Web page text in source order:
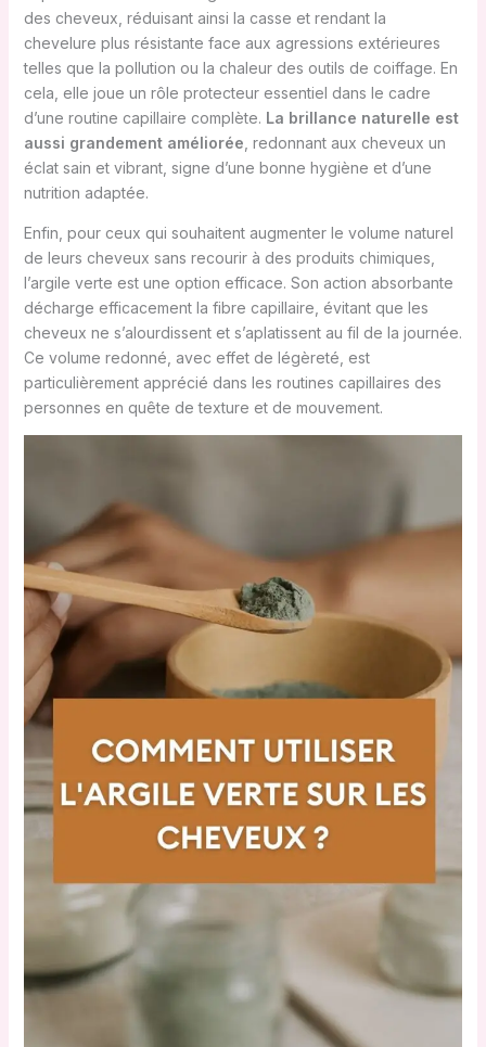
des cheveux, réduisant ainsi la casse et rendant la
chevelure plus résistante face aux agressions extérieures
telles que la pollution ou la chaleur des outils de coiffage. En
cela, elle joue un rôle protecteur essentiel dans le cadre
d’une routine capillaire complète. La brillance naturelle est
aussi grandement améliorée , redonnant aux cheveux un
éclat sain et vibrant, signe d’une bonne hygiène et d’une
nutrition adaptée.
Enfin, pour ceux qui souhaitent augmenter le volume naturel
de leurs cheveux sans recourir à des produits chimiques,
l’argile verte est une option efficace. Son action absorbante
décharge efficacement la fibre capillaire, évitant que les
cheveux ne s’alourdissent et s’aplatissent au fil de la journée.
Ce volume redonné, avec effet de légèreté, est
particulièrement apprécié dans les routines capillaires des
personnes en quête de texture et de mouvement.